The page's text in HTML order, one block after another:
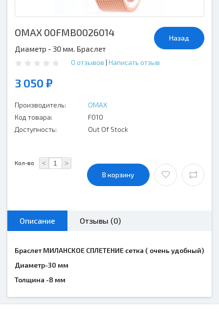
Назад
OMAX 00FMB0026014
Диаметр - 30 мм. Браслет
0 отзывов | Написать отзыв
3 050 ₽
Производитель:
OMAX
Код товара:
F010
Доступность:
Out Of Stock
Кол-во < >
В корзину
Описание Отзывы (0)
Браслет МИЛАНСКОЕ СПЛЕТЕНИЕ сетка ( очень удобный)
Диаметр-30 мм
Толщина -8 мм